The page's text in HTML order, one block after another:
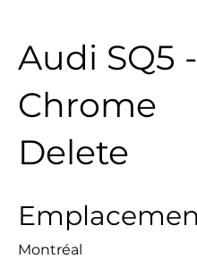
Audi SQ5 -
Chrome
Delete
Montréal